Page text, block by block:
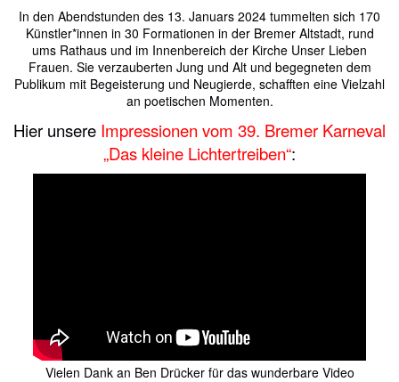
In den Abendstunden des 13. Januars 2024 tummelten sich 170
Künstler*innen in 30 Formationen in der Bremer Altstadt, rund
ums Rathaus und im Innenbereich der Kirche Unser Lieben
Frauen. Sie verzauberten Jung und Alt und begegneten dem
Publikum mit Begeisterung und Neugierde, schafften eine Vielzahl
an poetischen Momenten.
Hier unsere Impressionen vom 39. Bremer Karneval
„Das kleine Lichtertreiben“:
Vielen Dank an Ben Drücker für das wunderbare Video